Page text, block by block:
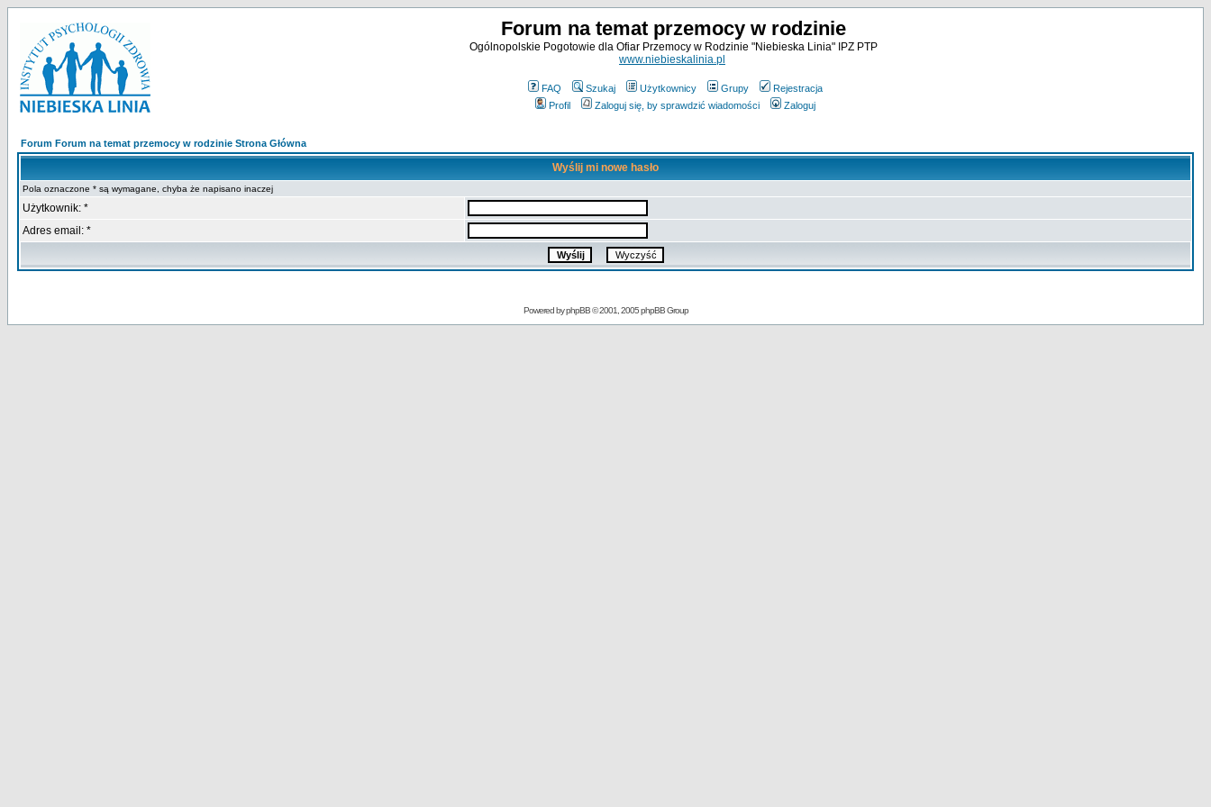
Forum na temat przemocy w rodzinie
Ogólnopolskie Pogotowie dla Ofiar Przemocy w Rodzinie "Niebieska Linia" IPZ PTP
www.niebieskalinia.pl
FAQ Szukaj Użytkownicy Grupy
Rejestracja
Profil
Zaloguj się, by sprawdzić wiadomości Zaloguj
Forum Forum na temat przemocy w rodzinie Strona Główna
Wyślij mi nowe hasło
Pola oznaczone * są wymagane, chyba że napisano inaczej
Użytkownik: *
Adres email: *
Powered byphpBB© 2001, 2005 phpBB Group